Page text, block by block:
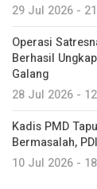
29 Jul 2026 -
Operasi
Berhasil
Galang
28 Jul 2026 -
Kadis PMD
Bermasalah,
10 Jul 2026 -